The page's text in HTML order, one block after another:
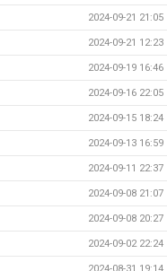
2024-09-21 21:05
2024-09-21 12:23
2024-09-19 16:46
2024-09-16 22:05
2024-09-15 18:24
2024-09-13 16:59
2024-09-11 22:37
2024-09-08 21:07
2024-09-08 20:27
2024-09-02 22:24